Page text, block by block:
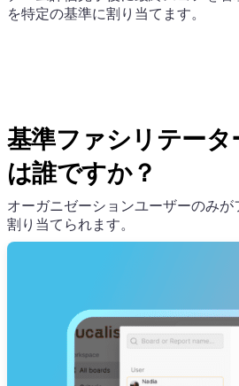
を特定の基準に割り当てます。
基準ファシリテー
は誰ですか？
オーガニゼーションユーザーのみが
割り当てられます。